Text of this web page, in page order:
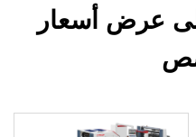
عرض أسعار